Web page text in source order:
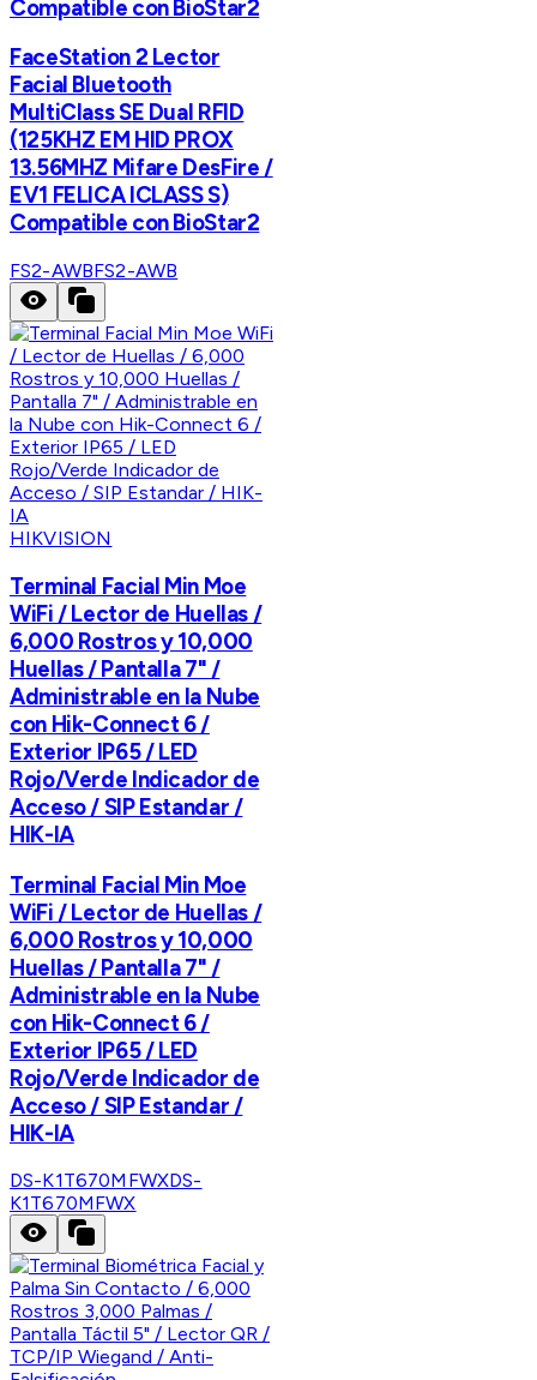
Compatible con BioStar2
FaceStation 2 Lector
Facial Bluetooth
MultiClass SE Dual RFID
(125KHZ EM HID PROX
13.56MHZ Mifare DesFire /
EV1 FELICA ICLASS S)
Compatible con BioStar2
FS2-AWBFS2-AWB
HIKVISION
Terminal Facial Min Moe
WiFi / Lector de Huellas /
6,000 Rostros y 10,000
Huellas / Pantalla 7" /
Administrable en la Nube
con Hik-Connect 6 /
Exterior IP65 / LED
Rojo/Verde Indicador de
Acceso / SIP Estandar /
HIK-IA
Terminal Facial Min Moe
WiFi / Lector de Huellas /
6,000 Rostros y 10,000
Huellas / Pantalla 7" /
Administrable en la Nube
con Hik-Connect 6 /
Exterior IP65 / LED
Rojo/Verde Indicador de
Acceso / SIP Estandar /
HIK-IA
DS-K1T670MFWXDS-
K1T670MFWX